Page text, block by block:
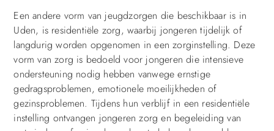
Een andere vorm van jeugdzorgen die beschikbaar is in
Uden, is residentiële zorg, waarbij jongeren tijdelijk of
langdurig worden opgenomen in een zorginstelling. Deze
vorm van zorg is bedoeld voor jongeren die intensieve
ondersteuning nodig hebben vanwege ernstige
gedragsproblemen, emotionele moeilijkheden of
gezinsproblemen. Tijdens hun verblijf in een residentiële
instelling ontvangen jongeren zorg en begeleiding van